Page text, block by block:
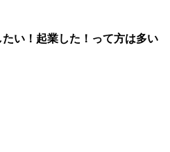
い！起業した！って方は多い